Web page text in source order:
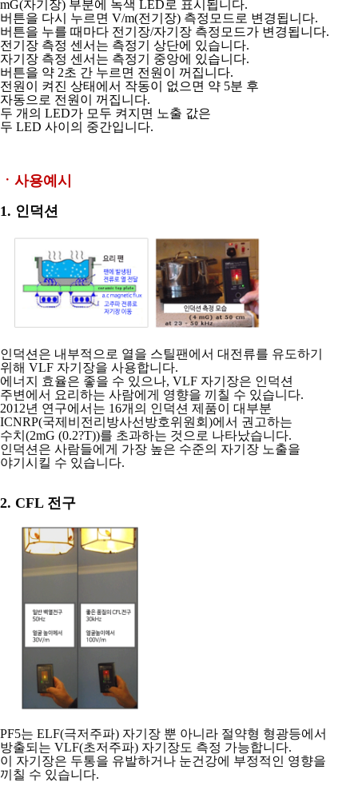
mG(자기장) 부분에 녹색 LED로 표시됩니다.
버튼을 다시 누르면 V/m(전기장) 측정모드로 변경됩니다.
버튼을 누를 때마다 전기장/자기장 측정모드가 변경됩니다.
전기장 측정 센서는 측정기 상단에 있습니다.
자기장 측정 센서는 측정기 중앙에 있습니다.
버튼을 약 2초 간 누르면 전원이 꺼집니다.
전원이 켜진 상태에서 작동이 없으면 약 5분 후
자동으로 전원이 꺼집니다.
두 개의 LED가 모두 켜지면 노출 값은
두 LED 사이의 중간입니다.
ㆍ사용예시
1. 인덕션
인덕션은 내부적으로 열을 스틸팬에서 대전류를 유도하기
위해 VLF 자기장을 사용합니다.
에너지 효율은 좋을 수 있으나, VLF 자기장은 인덕션
주변에서 요리하는 사람에게 영향을 끼칠 수 있습니다.
2012년 연구에서는 16개의 인덕션 제품이 대부분
ICNRP(국제비전리방사선방호위원회)에서 권고하는
수치(2mG (0.2?T))를 초과하는 것으로 나타났습니다.
인덕션은 사람들에게 가장 높은 수준의 자기장 노출을
야기시킬 수 있습니다.
2. CFL 전구
PF5는 ELF(극저주파) 자기장 뿐 아니라 절약형 형광등에서
방출되는 VLF(초저주파) 자기장도 측정 가능합니다.
이 자기장은 두통을 유발하거나 눈건강에 부정적인 영향을
끼칠 수 있습니다.